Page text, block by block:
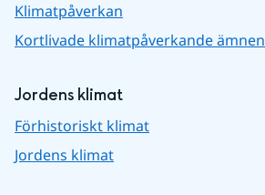
Klimatpåverkan
Kortlivade klimatpåverkande ämnen
Jordens klimat
Förhistoriskt klimat
Jordens klimat